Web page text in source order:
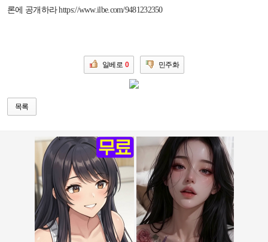
론에 공개하라 https://www.ilbe.com/9481232350
일베로 0 민주화
목록